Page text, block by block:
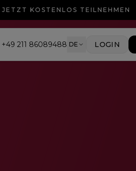
KOSTENLOS TEILNEHMEN
+49 211 86089488 DE LOGIN